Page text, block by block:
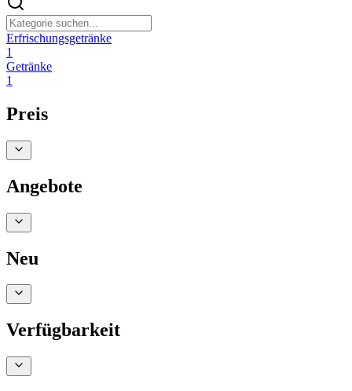
Erfrischungsgetränke
1
Getränke
1
Preis
Angebote
Neu
Verfügbarkeit